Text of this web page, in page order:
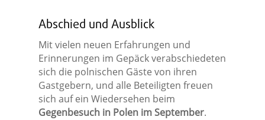
Abschied und Ausblick
Mit vielen neuen Erfahrungen und
Erinnerungen im Gepäck verabschiedeten
sich die polnischen Gäste von ihren
Gastgebern, und alle Beteiligten freuen
sich auf ein Wiedersehen beim
Gegenbesuch in Polen im September.